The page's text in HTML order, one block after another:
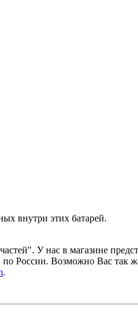
внутри этих батарей.
У нас в магазине
по России. Возможно Вас так
.